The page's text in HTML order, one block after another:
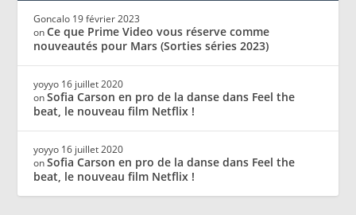
Goncalo 19 février 2023
onCe que Prime Video vous réserve comme
nouveautés pour Mars (Sorties séries 2023)
yoyyo 16 juillet 2020
onSofia Carson en pro de la danse dans Feel the
beat, le nouveau film Netflix !
yoyyo 16 juillet 2020
onSofia Carson en pro de la danse dans Feel the
beat, le nouveau film Netflix !